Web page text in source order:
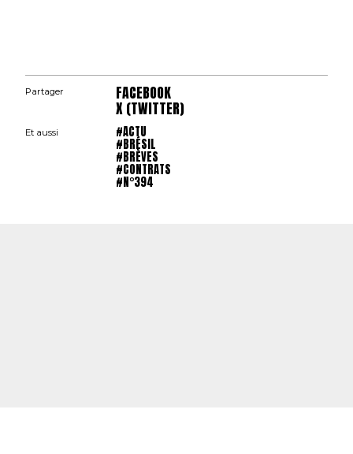
Partager FACEBOOK
X (TWITTER)
Et aussi #ACTU
#BRÉSIL
#BRÈVES
#CONTRATS
#N°394